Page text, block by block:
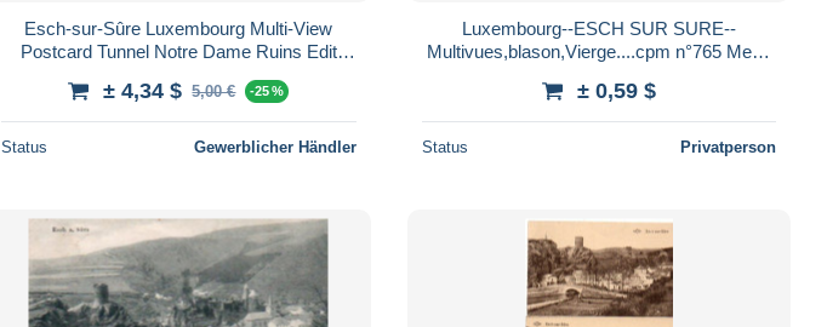
Esch-sur-Sûre Luxembourg Multi-View
Postcard Tunnel Notre Dame Ruins Edit
± 4,34 $ 5,00 € -25 %
Status Gewerblicher Händler
Luxembourg--ESCH SUR SURE--
Multivues,blason,Vierge....cpm n°765 Mess
± 0,59 $
Status Privatperson